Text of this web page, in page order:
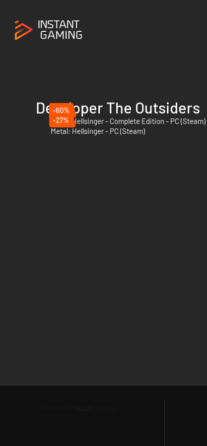
Developer The Outsiders
-60%
Metal: Hellsinger - Complete Edition - PC (Steam)
-27%
Metal: Hellsinger - PC (Steam)